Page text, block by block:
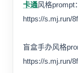
卡通风格prompt
https://s.mj.run/
盲盒手办风格
https://s.mj.run/